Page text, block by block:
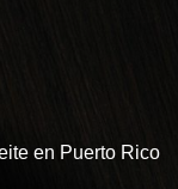
en Puerto Rico